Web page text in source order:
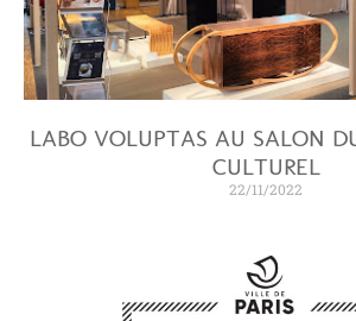
LABO VOLUPTAS AU SALON
CULTUREL
22/11/2022